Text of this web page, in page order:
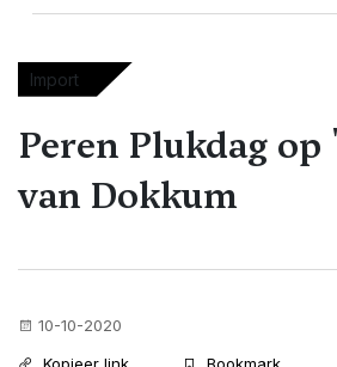
Import
Peren Plukdag
van Dokkum
10-10-2020
Kopieer link
Bookmark